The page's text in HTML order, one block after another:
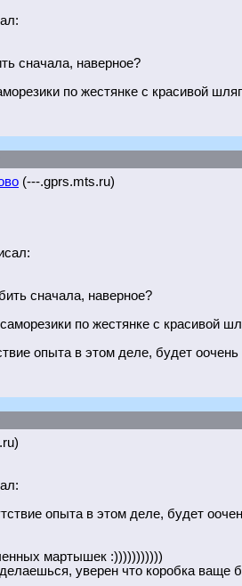
сначала, наверное?
по жестянке с красивой
(---.gprs.mts.ru)
сначала, наверное?
по жестянке с красивой
опыта в этом деле, будет
опыта в этом деле, будет
мартышек :)))))))))))
уверен что коробка ваще